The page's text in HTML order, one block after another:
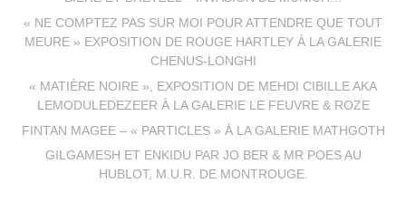
« NE COMPTEZ PAS SUR MOI POUR ATTENDRE QUE TOUT
MEURE » EXPOSITION DE ROUGE HARTLEY À LA GALERIE
CHENUS-LONGHI
« MATIÈRE NOIRE », EXPOSITION DE MEHDI CIBILLE AKA
LEMODULEDEZEER À LA GALERIE LE FEUVRE & ROZE
FINTAN MAGEE – « PARTICLES » À LA GALERIE MATHGOTH
GILGAMESH ET ENKIDU PAR JO BER & MR POES AU
HUBLOT, M.U.R. DE MONTROUGE.